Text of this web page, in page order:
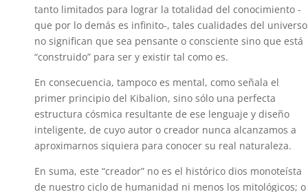
tanto limitados para lograr la totalidad del conocimiento -
que por lo demás es infinito-, tales cualidades del universo
no significan que sea pensante o consciente sino que está
“construido” para ser y existir tal como es.
En consecuencia, tampoco es mental, como señala el
primer principio del Kibalion, sino sólo una perfecta
estructura cósmica resultante de ese lenguaje y diseño
inteligente, de cuyo autor o creador nunca alcanzamos a
aproximarnos siquiera para conocer su real naturaleza.
En suma, este “creador” no es el histórico dios monoteísta
de nuestro ciclo de humanidad ni menos los mitológicos; o